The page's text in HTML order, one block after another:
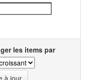
les items par